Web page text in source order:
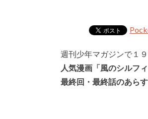
週刊少年マガジンで１
人気漫画「風のシルフ
最終回・最終話のあら